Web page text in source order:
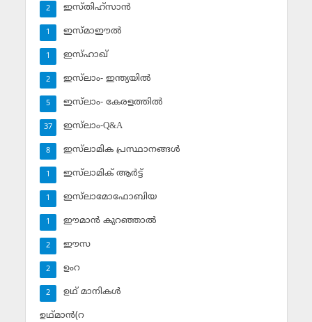
ഇസ്തിഹ്‌സാന്‍
2
ഇസ്മാഈല്‍
1
ഇസ്ഹാഖ്‌
1
ഇസ്‌ലാം- ഇന്ത്യയില്‍
2
ഇസ്‌ലാം- കേരളത്തില്‍
5
ഇസ്‌ലാം-Q&A
37
ഇസ്‌ലാമിക പ്രസ്ഥാനങ്ങള്‍
8
ഇസ്‌ലാമിക് ആര്‍ട്ട്
1
ഇസ്‌ലാമോഫോബിയ
1
ഈമാന്‍ കുറഞ്ഞാല്‍
1
ഈസ
2
ഉംറ
2
ഉഥ് മാനികള്‍
2
ഉഥ്മാന്‍(റ